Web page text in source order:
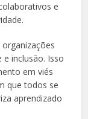
e
inclusão. Isso
em viés
que todos se
aprendizado